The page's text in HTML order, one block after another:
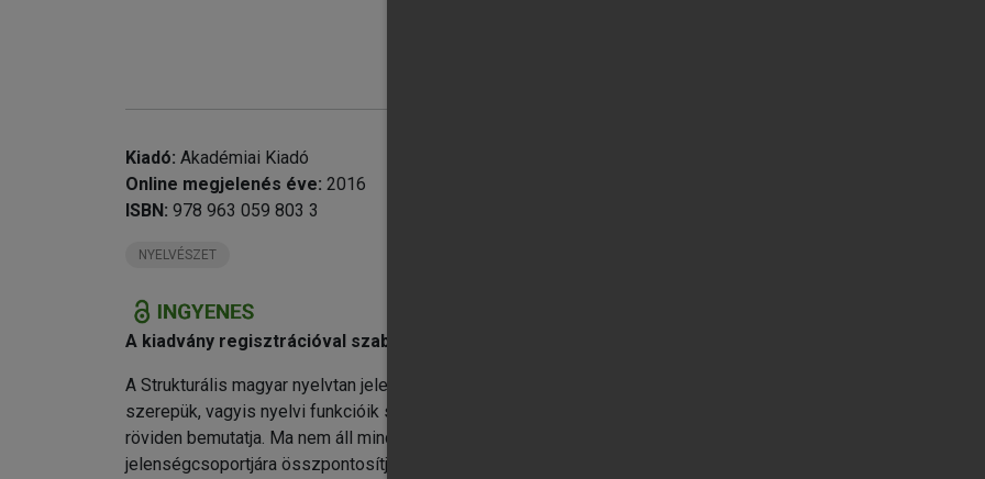
Kiadó: Akadémiai Kiadó
Online megjelenés éve: 2016
ISBN: 978 963 059 803 3
NYELVÉSZET
A kiadvány regisztrációval szabadon elérhető.
A Strukturális magyar nyelvtan jelen második kötete a fonológiával foglalkozik, tehát a beszéd
szerepük, vagyis nyelvi funkcióik szerint vizsgálja. Kötetünkben a legkülönbözőbb „posztgeneratív" fonológiai
röviden bemutatja. Ma nem áll mindent átfogó fonológiai elmélet a rendelkezésünkre: mindegyik elmélet a
jelenségcsoportjára összpontosítja a figyelmét, s így az ismert tényeket is meglepő, új összefüggésekbe